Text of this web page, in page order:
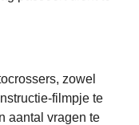
zowel
filmpje te
aantal vragen te